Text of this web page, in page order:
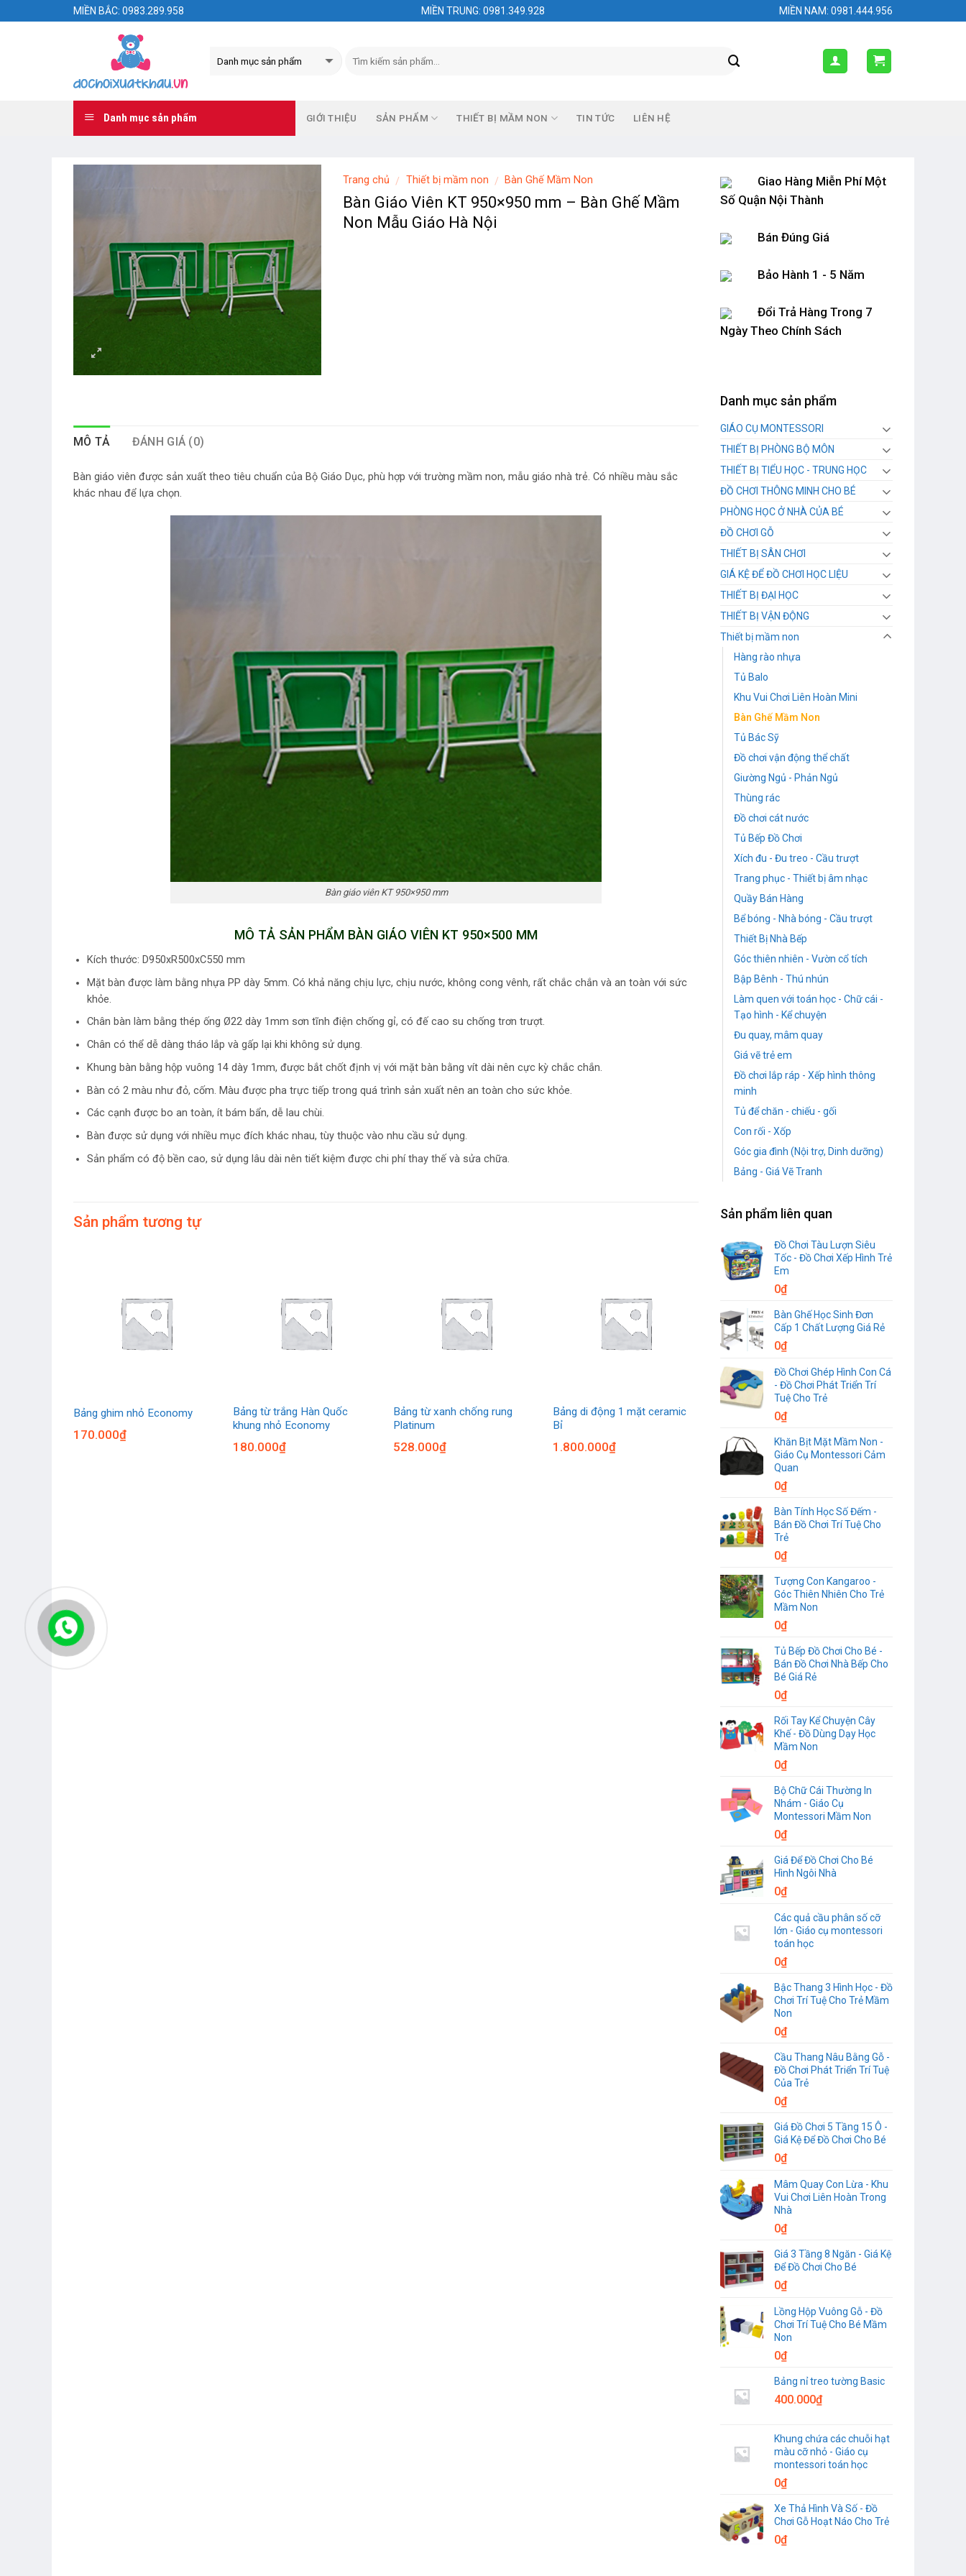
MIỀN BẮC: 0983.289.958 MIỀN TRUNG: 0981.349.928 MIỀN NAM: 0981.444.956
Danh mục sản phẩm GIỚI THIỆU SẢN PHẨM THIẾT BỊ MẦM NON TIN TỨC LIÊN HỆ
Trang chủ / Thiết bị mầm non / Bàn Ghế Mầm Non
Bàn Giáo Viên KT 950×950 mm – Bàn Ghế Mầm
Non Mẫu Giáo Hà Nội
MÔ TẢ ĐÁNH GIÁ (0)
Bàn giáo viên được sản xuất theo tiêu chuẩn của Bộ Giáo Dục, phù hợp với trường mầm non, mẫu giáo nhà trẻ. Có nhiều màu sắc
khác nhau để lựa chọn.
Bàn giáo viên KT 950×950 mm
MÔ TẢ SẢN PHẨM BÀN GIÁO VIÊN KT 950×500 MM
Kích thước: D950xR500xC550 mm
Mặt bàn được làm bằng nhựa PP dày 5mm. Có khả năng chịu lực, chịu nước, không cong vênh, rất chắc chắn và an toàn với sức
khỏe.
Chân bàn làm bằng thép ống Ø22 dày 1mm sơn tĩnh điện chống gỉ, có đế cao su chống trơn trượt.
Chân có thể dễ dàng tháo lắp và gấp lại khi không sử dụng.
Khung bàn bằng hộp vuông 14 dày 1mm, được bắt chốt định vị với mặt bàn bằng vít dài nên cực kỳ chắc chắn.
Bàn có 2 màu như đỏ, cốm. Màu được pha trực tiếp trong quá trình sản xuất nên an toàn cho sức khỏe.
Các cạnh được bo an toàn, ít bám bẩn, dễ lau chùi.
Bàn được sử dụng với nhiều mục đích khác nhau, tùy thuộc vào nhu cầu sử dụng.
Sản phẩm có độ bền cao, sử dụng lâu dài nên tiết kiệm được chi phí thay thế và sửa chữa.
Sản phẩm tương tự
Bảng ghim nhỏ Economy
170.000₫
Bảng từ trắng Hàn Quốc
khung nhỏ Economy
180.000₫
Bảng từ xanh chống rung
Platinum
528.000₫
Bảng di động 1 mặt ceramic
Bỉ
1.800.000₫
Giao Hàng Miễn Phí Một
Số Quận Nội Thành
Bán Đúng Giá
Bảo Hành 1 - 5 Năm
Đổi Trả Hàng Trong 7
Ngày Theo Chính Sách
Danh mục sản phẩm
GIÁO CỤ MONTESSORI
THIẾT BỊ PHÒNG BỘ MÔN
THIẾT BỊ TIỂU HỌC - TRUNG HỌC
ĐỒ CHƠI THÔNG MINH CHO BÉ
PHÒNG HỌC Ở NHÀ CỦA BÉ
ĐỒ CHƠI GỖ
THIẾT BỊ SÂN CHƠI
GIÁ KỆ ĐỂ ĐỒ CHƠI HỌC LIỆU
THIẾT BỊ ĐẠI HỌC
THIẾT BỊ VẬN ĐỘNG
Thiết bị mầm non
Hàng rào nhựa
Tủ Balo
Khu Vui Chơi Liên Hoàn Mini
Bàn Ghế Mầm Non
Tủ Bác Sỹ
Đồ chơi vận động thể chất
Giường Ngủ - Phản Ngủ
Thùng rác
Đồ chơi cát nước
Tủ Bếp Đồ Chơi
Xích đu - Đu treo - Cầu trượt
Trang phục - Thiết bị âm nhạc
Quầy Bán Hàng
Bể bóng - Nhà bóng - Cầu trượt
Thiết Bị Nhà Bếp
Góc thiên nhiên - Vườn cổ tích
Bập Bênh - Thú nhún
Làm quen với toán học - Chữ cái -
Tạo hình - Kể chuyện
Đu quay, mâm quay
Giá vẽ trẻ em
Đồ chơi lắp ráp - Xếp hình thông
minh
Tủ để chăn - chiếu - gối
Con rối - Xốp
Góc gia đình (Nội trợ, Dinh dưỡng)
Bảng - Giá Vẽ Tranh
Sản phẩm liên quan
Đồ Chơi Tàu Lượn Siêu
Tốc - Đồ Chơi Xếp Hình Trẻ
Em
0₫
Bàn Ghế Học Sinh Đơn
Cấp 1 Chất Lượng Giá Rẻ
0₫
Đồ Chơi Ghép Hình Con Cá
- Đồ Chơi Phát Triển Trí
Tuệ Cho Trẻ
0₫
Khăn Bịt Mặt Mầm Non -
Giáo Cụ Montessori Cảm
Quan
0₫
Bàn Tính Học Số Đếm -
Bán Đồ Chơi Trí Tuệ Cho
Trẻ
0₫
Tượng Con Kangaroo -
Góc Thiên Nhiên Cho Trẻ
Mầm Non
0₫
Tủ Bếp Đồ Chơi Cho Bé -
Bán Đồ Chơi Nhà Bếp Cho
Bé Giá Rẻ
0₫
Rối Tay Kể Chuyện Cây
Khế - Đồ Dùng Dạy Học
Mầm Non
0₫
Bộ Chữ Cái Thường In
Nhám - Giáo Cụ
Montessori Mầm Non
0₫
Giá Để Đồ Chơi Cho Bé
Hình Ngôi Nhà
0₫
Các quả cầu phân số cỡ
lớn - Giáo cụ montessori
toán học
0₫
Bậc Thang 3 Hình Học - Đồ
Chơi Trí Tuệ Cho Trẻ Mầm
Non
0₫
Cầu Thang Nâu Bằng Gỗ -
Đồ Chơi Phát Triển Trí Tuệ
Của Trẻ
0₫
Giá Đồ Chơi 5 Tầng 15 Ô -
Giá Kệ Để Đồ Chơi Cho Bé
0₫
Mâm Quay Con Lừa - Khu
Vui Chơi Liên Hoàn Trong
Nhà
0₫
Giá 3 Tầng 8 Ngăn - Giá Kệ
Để Đồ Chơi Cho Bé
0₫
Lồng Hộp Vuông Gỗ - Đồ
Chơi Trí Tuệ Cho Bé Mầm
Non
0₫
Bảng nỉ treo tường Basic
400.000₫
Khung chứa các chuỗi hạt
màu cỡ nhỏ - Giáo cụ
montessori toán học
0₫
Xe Thả Hình Và Số - Đồ
Chơi Gỗ Hoạt Náo Cho Trẻ
0₫